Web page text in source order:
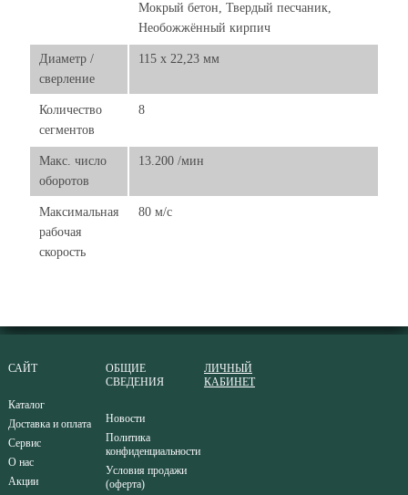
Мокрый бетон, Твердый песчаник,
Необожжённый кирпич
Диаметр /
сверление
115 x 22,23 мм
Количество
сегментов
8
Макс. число
оборотов
13.200 /мин
Максимальная
рабочая
скорость
80 м/с
САЙТ
Каталог
Доставка и оплата
Сервис
О нас
Акции
ОБЩИЕ
СВЕДЕНИЯ
Новости
Политика
конфиденциальности
Условия продажи
(оферта)
ЛИЧНЫЙ
КАБИНЕТ